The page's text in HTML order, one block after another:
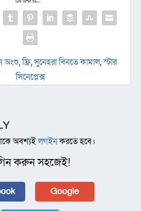
অংশু,ফ্রি,সুনেহরা বিনতে কামাল,স্টার
সিনেপ্লেক্স
অবশ্যইলগইনকরতে হবে।
করুন সহজেই!
Google